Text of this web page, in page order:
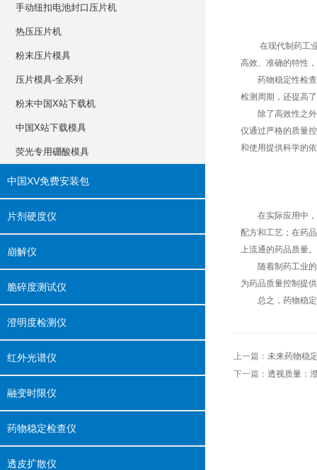
手动纽扣电池封口压片机
热压压片机
粉末压片模具
压片模具-全系列
粉末中国X站下载机
中国X站下载模具
荧光专用硼酸模具
中国XV免费安装包
片剂硬度仪
崩解仪
脆碎度测试仪
澄明度检测仪
红外光谱仪
融变时限仪
药物稳定检查仪
透皮扩散仪
在现代制药工业中
高效、准确的特性
药物稳定性检查仪
检测周期，还提高
除了高效性之外
仪通过严格的质量控
和使用提供科学的依据
在实际应用中，
配方和工艺；在药
上流通的药品质量。
随着制药工业的不
为药品质量控制提供
总之，药物稳定
上一篇： 未来药物稳定
下一篇： 透视质量